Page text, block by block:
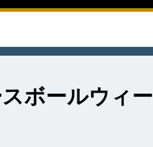
ボールウィー